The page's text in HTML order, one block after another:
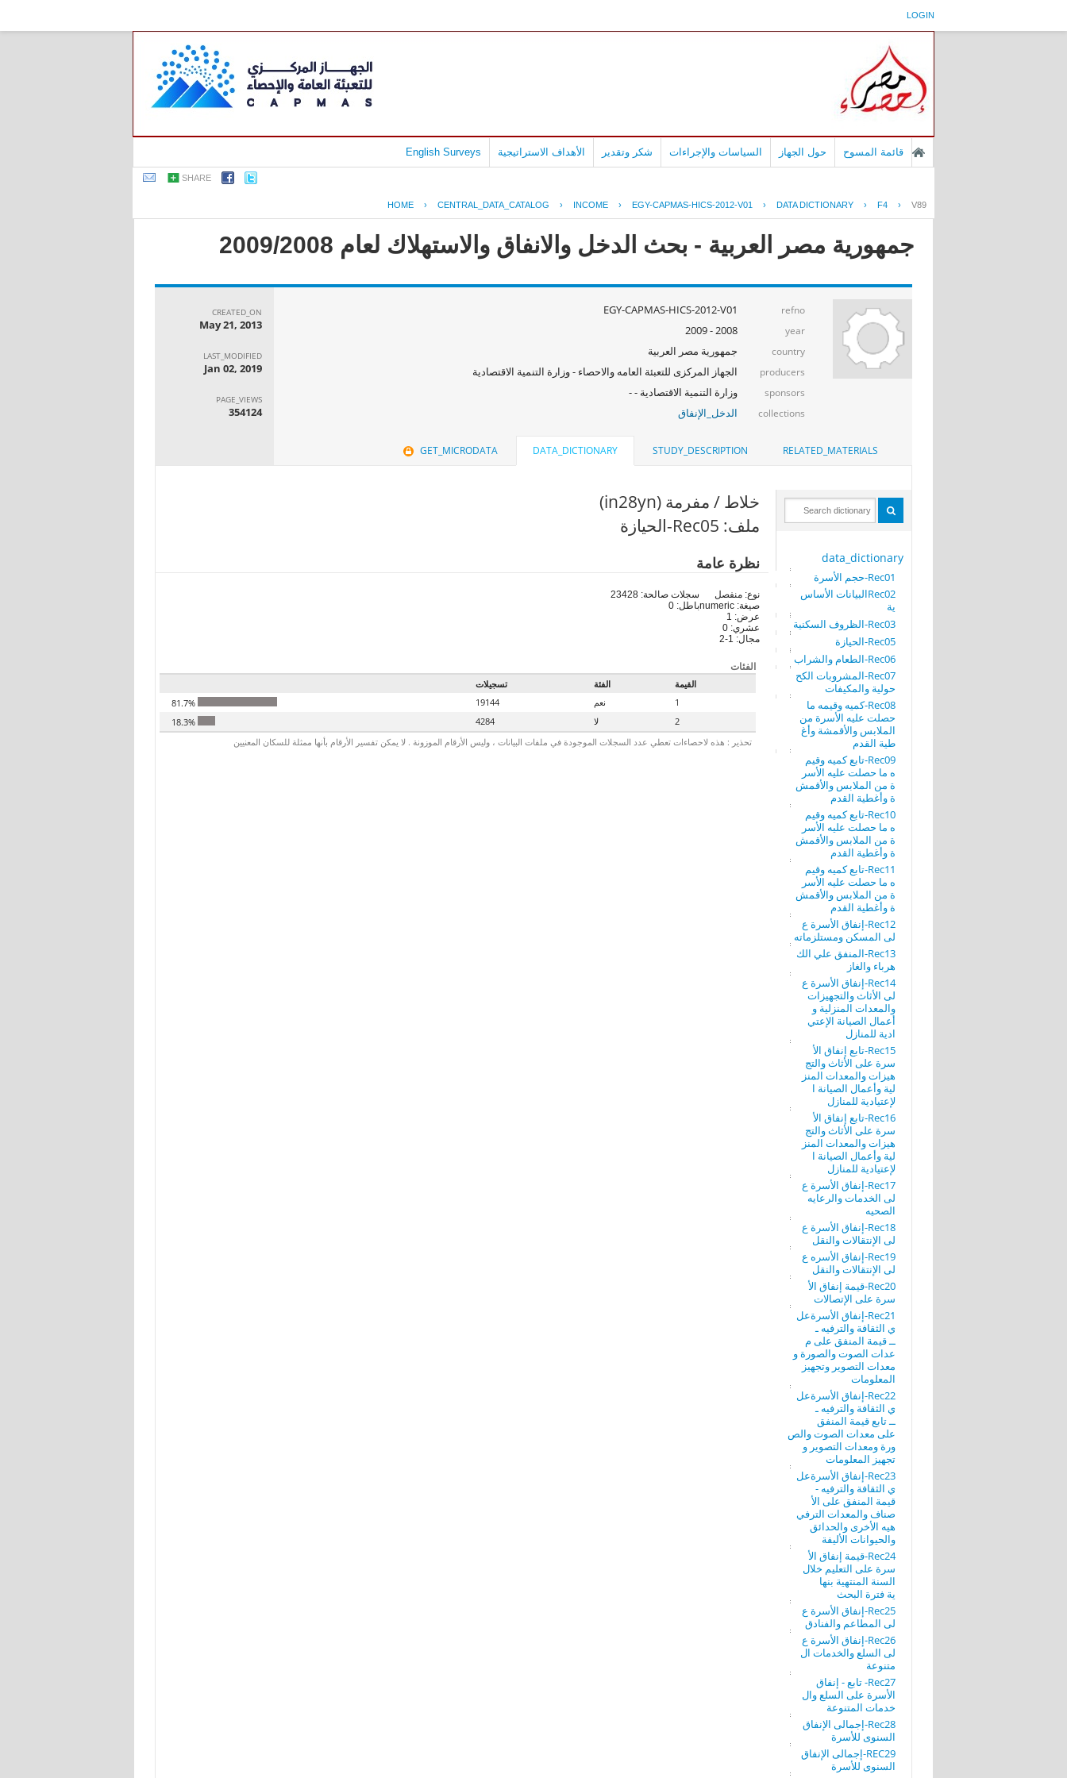
LOGIN
قائمة المسوح حول الجهاز السياسات والإجراءات شكر وتقدير الأهداف الاستراتيجية English Surveys
SHARE
HOME › CENTRAL_DATA_CATALOG › INCOME › EGY-CAPMAS-HICS-2012-V01 › DATA DICTIONARY › F4 › V89
جمهورية مصر العربية - بحث الدخل والانفاق والاستهلاك لعام 2009/2008
refno
EGY-CAPMAS-HICS-2012-V01
year
2008 - 2009
country جمهورية مصر العربية
producers الجهاز المركزى للتعبئة العامه والاحصاء - وزارة التنمية الاقتصادية
sponsors وزارة التنمية الاقتصادية - -
collections الدخل_الإنفاق
CREATED_ON
May 21, 2013
LAST_MODIFIED
Jan 02, 2019
PAGE_VIEWS
354124
RELATED_MATERIALS
STUDY_DESCRIPTION
DATA_DICTIONARY
GET_MICRODATA
data_dictionary
Rec01-حجم الأسرة
Rec02البيانات الأساس
ية
Rec03-الظروف السكنية
Rec05-الحيازة
Rec06-الطعام والشراب
Rec07-المشروبات الكح
حولية والمكيفات
Rec08-كميه وقيمه ما
حصلت عليه الأسرة من
الملابس والأقمشة وأغ
طية القدم
Rec09-تابع كميه وقيم
ه ما حصلت عليه الأسر
ة من الملابس والأقمش
ة وأغطية القدم
Rec10-تابع كميه وقيم
ه ما حصلت عليه الأسر
ة من الملابس والأقمش
ة وأغطية القدم
Rec11-تابع كميه وقيم
ه ما حصلت عليه الأسر
ة من الملابس والأقمش
ة وأغطية القدم
Rec12-إنفاق الأسرة ع
لى المسكن ومستلزماته
Rec13-المنفق علي الك
هرباء والغاز
Rec14-إنفاق الأسرة ع
لى الأثاث والتجهيزات
والمعدات المنزلية و
أعمال الصيانة الإعتي
ادية للمنازل
Rec15-تابع إنفاق الأ
سرة على الأثاث والتج
هيزات والمعدات المنز
لية وأعمال الصيانة ا
لإعتيادية للمنازل
Rec16-تابع إنفاق الأ
سرة على الأثاث والتج
هيزات والمعدات المنز
لية وأعمال الصيانة ا
لإعتيادية للمنازل
Rec17-إنفاق الأسرة ع
لى الخدمات والرعايه
الصحيه
Rec18-إنفاق الأسرة ع
لى الإنتقالات والنقل
Rec19-إنفاق الأسره ع
لى الإنتقالات والنقل
Rec20-قيمة إنفاق الأ
سرة على الإتصالات
Rec21-إنفاق الأسرةعل
ي الثقافة والترفيه ـ
ــ قيمة المنفق على م
عدات الصوت والصورة و
معدات التصوير وتجهيز
المعلومات
Rec22-إنفاق الأسرةعل
ي الثقافة والترفيه ـ
ــ تابع قيمة المنفق
على معدات الصوت والص
ورة ومعدات التصوير و
تجهيز المعلومات
Rec23-إنفاق الأسرةعل
ي الثقافة والترفيه -
قيمة المنفق على الأ
صناف والمعدات الترفي
هيه الأخرى والحدائق
والحيوانات الأليفة
Rec24-قيمة إنفاق الأ
سرة على التعليم خلال
السنة المنتهية بنها
ية فترة البحث
Rec25-إنفاق الأسرة ع
لى المطاعم والفنادق
Rec26-إنفاق الأسرة ع
لى السلع والخدمات ال
متنوعة
Rec27- تابع - إنفاق
الأسرة على السلع وال
خدمات المتنوعة
Rec28-إجمالى الإنفاق
السنوى للأسرة
REC29-إجمالى الإنفاق
السنوى للأسرة
خلاط / مفرمة (in28yn)
ملف: Rec05-الحيازة
نظرة عامة
نوع: منفصل
صيغة: numeric
عرض: 1
عشري: 0
مجال: 1-2
سجلات صالحة: 23428
باطل: 0
الفئات
القيمة الفئة
تسجيلات
1
نعم 19144
2
لا 4284
تحذير : هذه لاحصاءات تعطي عدد السجلات الموجودة في ملفات البيانات ، وليس الأرقام الموزونة . لا يمكن تفسير الأرقام بأنها ممثلة للسكان المعنيين